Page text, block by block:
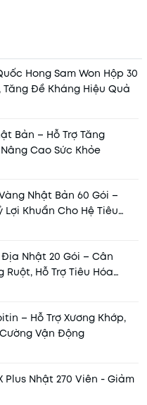
Hong Sam Won Hộp 30
Tăng Đề Kháng Hiệu Quả
Bản – Hỗ Trợ Tăng
Cao Sức Khỏe
Nhật Bản 60 Gói –
Lợi Khuẩn Cho Hệ Tiêu
Nhật 20 Gói – Cân
Hỗ Trợ Tiêu Hóa
– Hỗ Trợ Xương Khớp,
Vận Động
Plus Nhật 270 Viên - Giảm